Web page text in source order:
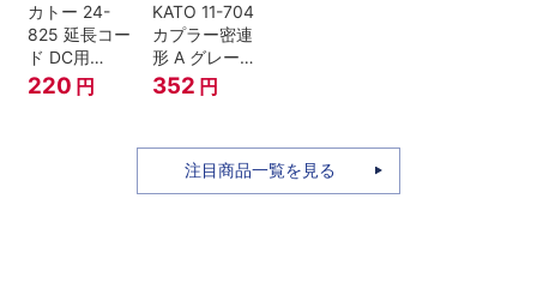
カトー 24-
825 延長コー
ド DC用
(90cm）
220 円
KATO 11-704
カプラー密連
形 A グレー
(20個入) (ア
ーノルドカプ
352 円
注目商品一覧を見る